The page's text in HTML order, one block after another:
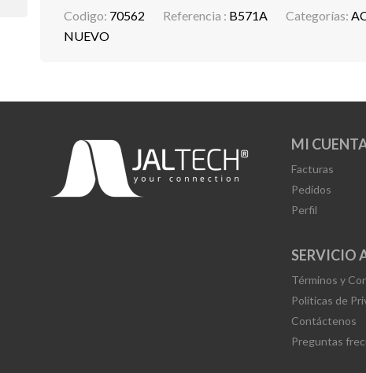
Codigo: 70562 Referencia : B571A Categorías:
NUEVO
MI
Facturas
Pedidos
Perfil
SERVICIO
Términos y
Políticas de
Contáctenos
Preguntas